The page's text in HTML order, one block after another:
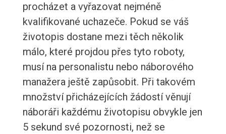
procházet a vyřazovat nejméně
kvalifikované uchazeče. Pokud se váš
životopis dostane mezi těch několik
málo, které projdou přes tyto roboty,
musí na personalistu nebo náborového
manažera ještě zapůsobit. Při takovém
množství přicházejících žádostí věnují
náboráři každému životopisu obvykle jen
5 sekund své pozornosti, než se